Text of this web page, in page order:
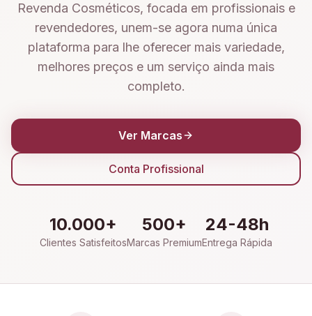
Revenda Cosméticos, focada em profissionais e
revendedores, unem-se agora numa única
plataforma para lhe oferecer mais variedade,
melhores preços e um serviço ainda mais
completo.
Ver Marcas
Conta Profissional
10.000+
Clientes Satisfeitos
500+
Marcas Premium
24-48h
Entrega Rápida